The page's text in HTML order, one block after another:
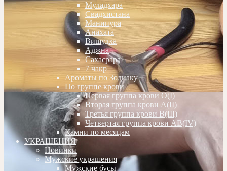
Муладхара
Свадхистана
Манипура
Анахата
Вишудха
Аджна
Сахасрара
7 чакр
Ароматы по Зодиаку
По группе крови
Первая группа крови О(I)
Вторая группа крови А(II)
Третья группа крови В(III)
Четвертая группа крови АВ(IV)
Камни по месяцам
УКРАШЕНИЯ
Новинки
Мужские украшения
Мужские бусы